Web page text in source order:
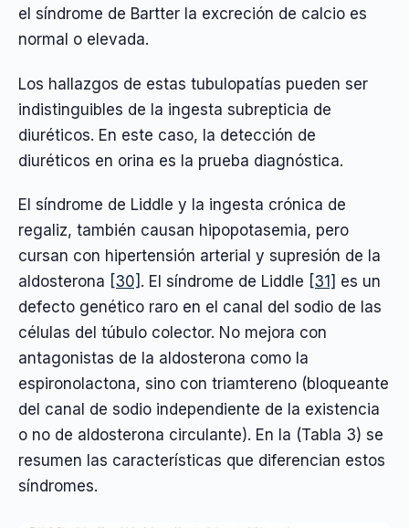
el síndrome de Bartter la excreción de calcio es
normal o elevada.
Los hallazgos de estas tubulopatías pueden ser
indistinguibles de la ingesta subrepticia de
diuréticos. En este caso, la detección de
diuréticos en orina es la prueba diagnóstica.
El síndrome de Liddle y la ingesta crónica de
regaliz, también causan hipopotasemia, pero
cursan con hipertensión arterial y supresión de la
aldosterona [30] . El síndrome de Liddle [31] es un
defecto genético raro en el canal del sodio de las
células del túbulo colector. No mejora con
antagonistas de la aldosterona como la
espironolactona, sino con triamtereno (bloqueante
del canal de sodio independiente de la existencia
o no de aldosterona circulante). En la (Tabla 3) se
resumen las características que diferencian estos
síndromes.